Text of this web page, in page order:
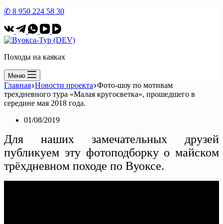
✆ 8 950 224 58 30
Походы на каяках
Меню
Главная Новости проекта Фото-шоу по мотивам
трехдневного тура «Малая кругосветка», прошедшего в
середине мая 2018 года.
01/08/2019
Для наших замечательных друзей
публикуем эту фотоподборку о майском
трёхдневном походе по Вуоксе.